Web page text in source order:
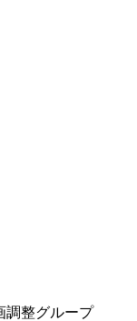
整グループ